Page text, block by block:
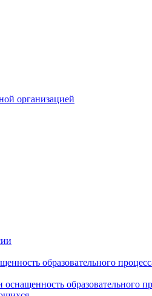
организацией
образовательного
образовательного